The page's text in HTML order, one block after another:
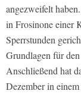
angezweifelt
in Frosinone einer
Sperrstunden
Grundlagen für
Anschließend hat
Dezember in